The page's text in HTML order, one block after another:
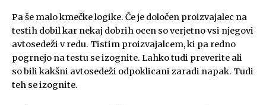
Pa še malo kmečke logike. Če je določen proizvajalec na
testih dobil kar nekaj dobrih ocen so verjetno vsi njegovi
avtosedeži v redu. Tistim proizvajalcem, ki pa redno
pogrnejo na testu se izognite. Lahko tudi preverite ali
so bili kakšni avtosedeži odpoklicani zaradi napak. Tudi
teh se izognite.